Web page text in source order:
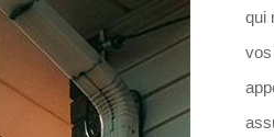
qui
vos